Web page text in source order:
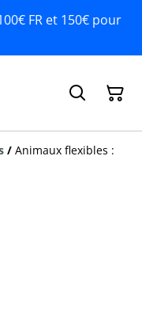
FR et 150€ pour
/ Animaux flexibles :